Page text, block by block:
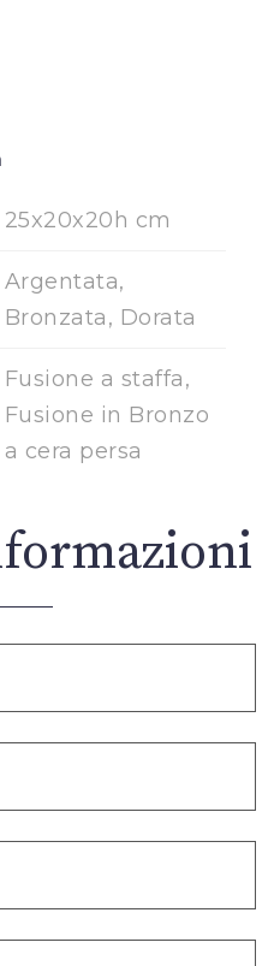
25x20x20h cm
Argentata,
Bronzata, Dorata
Fusione a staffa,
Fusione in Bronzo
a cera persa